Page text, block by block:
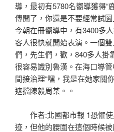
導，最初有5780名嚮導獲得“
傳開了，你還是不要經常試
今朝在冊嚮導中，有3400多
客人很快就開始表演。一個
們，先生們，歡，840多人掛
很容易識別魯漢。在海口導
間接治理“嘿，我是在她家關
遮擋陳毅周某。。
作者:北國都市報 1恐懼使
迹，但他的腰圍在這個時候